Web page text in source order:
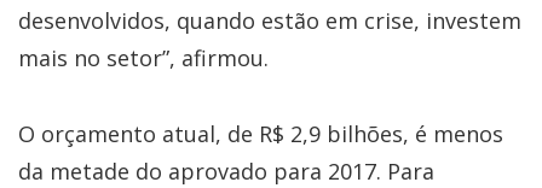
desenvolvidos, quando estão em crise, investem
mais no setor”, afirmou.
O orçamento atual, de R$ 2,9 bilhões, é menos
da metade do aprovado para 2017. Para